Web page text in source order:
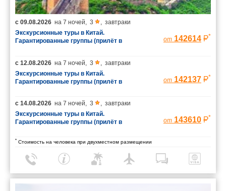
с 09.08.2026 на 7 ночей, 3 , завтраки
Экскурсионные туры в Китай.
Гарантированные группы (прилёт в
от 142614 *
с 12.08.2026 на 7 ночей, 3 , завтраки
Экскурсионные туры в Китай.
Гарантированные группы (прилёт в
от 142137 *
с 14.08.2026 на 7 ночей, 3 , завтраки
Экскурсионные туры в Китай.
Гарантированные группы (прилёт в
от 143610 *
* Стоимость на человека при двухместном размещении